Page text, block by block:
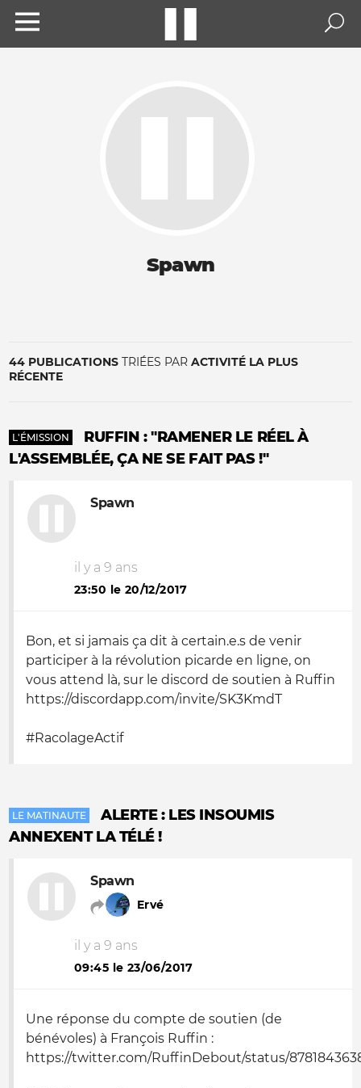
Spawn
44 PUBLICATIONS TRIÉES PAR ACTIVITÉ LA PLUS
RÉCENTE
L'ÉMISSION
RUFFIN : "RAMENER LE RÉEL À
L'ASSEMBLÉE, ÇA NE SE FAIT PAS !"
Spawn
il y a 9 ans
23:50 le 20/12/2017
Bon, et si jamais ça dit à certain.e.s de venir
participer à la révolution picarde en ligne, on
vous attend là, sur le discord de soutien à Ruffin
https://discordapp.com/invite/SK3KmdT
#RacolageActif
LE MATINAUTE
ALERTE : LES INSOUMIS
ANNEXENT LA TÉLÉ !
Spawn
Ervé
il y a 9 ans
09:45 le 23/06/2017
Une réponse du compte de soutien (de
bénévoles) à François Ruffin :
https://twitter.com/RuffinDebout/status/